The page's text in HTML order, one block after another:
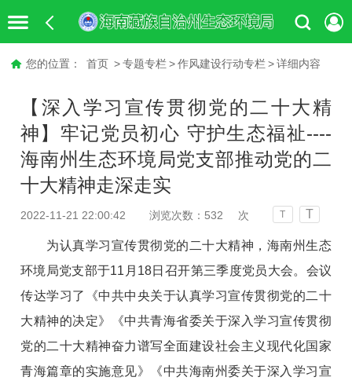
您的位置： 首页 > 专题专栏 > 作风建设行动专栏 > 详细内容
【深入学习宣传贯彻党的二十大精
神】牢记党员初心 守护生态福祉----
海南州生态环境局党支部推动党的二
十大精神走深走实
2022-11-21 22:00:42 浏览次数： 532 次 T T
为认真学习宣传贯彻党的二十大精神，海南州生态
环境局党支部于11月18日召开第三季度党员大会。会议
传达学习了《中共中央关于认真学习宣传贯彻党的二十
大精神的决定》《中共青海省委关于深入学习宣传贯彻
党的二十大精神奋力谱写全面建设社会主义现代化国家
青海篇章的实施意见》《中共海南州委关于深入学习宣